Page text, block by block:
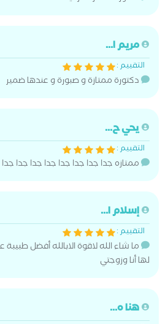
مريم ا...
التقييم :
دكتورة ممتازة و صبورة و عندها ضمير
يحي ح...
التقييم :
ممتازه جدا جدا جدا جدا جدا جدا جدا
إسلام ا...
التقييم :
ما شاء الله لاقوة الابالله أفضل طبيبة
لها أنا وزوجتي
هنا ه...